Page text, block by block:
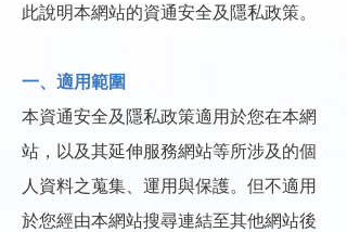
此說明本網站的資通安全及隱私政策。
一、適用範圍
本資通安全及隱私政策適用於您在本網
站，以及其延伸服務網站等所涉及的個
人資料之蒐集、運用與保護。但不適用
於您經由本網站搜尋連結至其他網站後